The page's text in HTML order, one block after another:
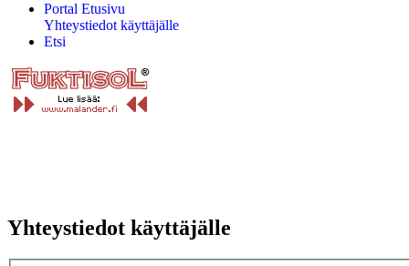
Portal Etusivu
Yhteystiedot käyttäjälle
Etsi
Yhteystiedot käyttäjälle